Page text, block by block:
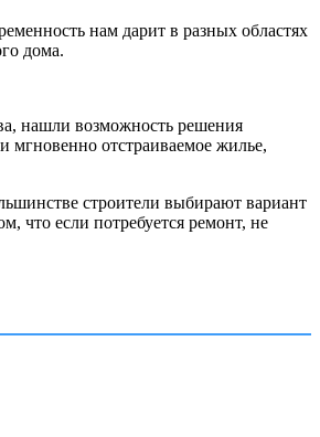
нам дарит в разных областях
дома.
нашли возможность решения
мгновенно отстраиваемое жилье,
строители выбирают вариант
что если потребуется ремонт, не